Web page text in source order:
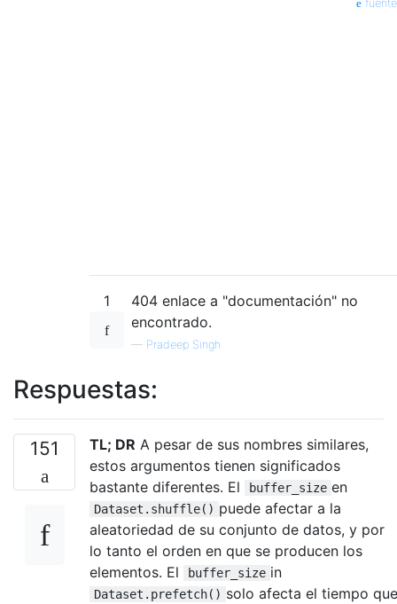
fuente
1
404 enlace a "documentación" no
encontrado.
— Pradeep Singh
Respuestas:
151 TL; DR A pesar de sus nombres similares,
estos argumentos tienen significados
bastante diferentes. El
buffer_size en
Dataset.shuffle() puede afectar a la
aleatoriedad de su conjunto de datos, y por
lo tanto el orden en que se producen los
elementos. El
buffer_size in
Dataset.prefetch() solo afecta el tiempo que